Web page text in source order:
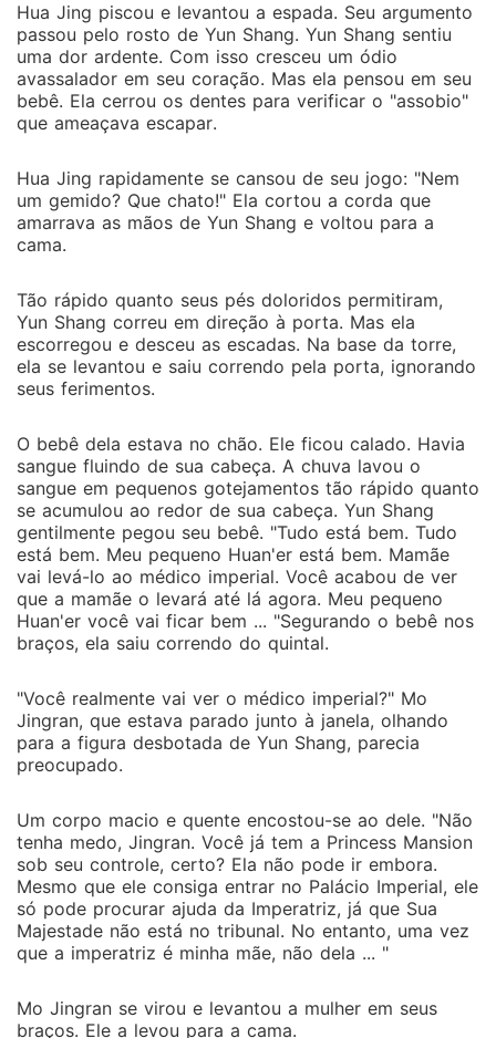
Hua Jing piscou e levantou a espada. Seu argumento
passou pelo rosto de Yun Shang. Yun Shang sentiu
uma dor ardente. Com isso cresceu um ódio
avassalador em seu coração. Mas ela pensou em seu
bebê. Ela cerrou os dentes para verificar o "assobio"
que ameaçava escapar.
Hua Jing rapidamente se cansou de seu jogo: "Nem
um gemido? Que chato!" Ela cortou a corda que
amarrava as mãos de Yun Shang e voltou para a
cama.
Tão rápido quanto seus pés doloridos permitiram,
Yun Shang correu em direção à porta. Mas ela
escorregou e desceu as escadas. Na base da torre,
ela se levantou e saiu correndo pela porta, ignorando
seus ferimentos.
O bebê dela estava no chão. Ele ficou calado. Havia
sangue fluindo de sua cabeça. A chuva lavou o
sangue em pequenos gotejamentos tão rápido quanto
se acumulou ao redor de sua cabeça. Yun Shang
gentilmente pegou seu bebê. "Tudo está bem. Tudo
está bem. Meu pequeno Huan'er está bem. Mamãe
vai levá-lo ao médico imperial. Você acabou de ver
que a mamãe o levará até lá agora. Meu pequeno
Huan'er você vai ficar bem ... "Segurando o bebê nos
braços, ela saiu correndo do quintal.
"Você realmente vai ver o médico imperial?" Mo
Jingran, que estava parado junto à janela, olhando
para a figura desbotada de Yun Shang, parecia
preocupado.
Um corpo macio e quente encostou-se ao dele. "Não
tenha medo, Jingran. Você já tem a Princess Mansion
sob seu controle, certo? Ela não pode ir embora.
Mesmo que ele consiga entrar no Palácio Imperial, ele
só pode procurar ajuda da Imperatriz, já que Sua
Majestade não está no tribunal. No entanto, uma vez
que a imperatriz é minha mãe, não dela ... "
Mo Jingran se virou e levantou a mulher em seus
braços. Ele a levou para a cama.